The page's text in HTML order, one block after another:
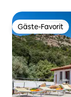
Gäste-Favorit
Gäste-Favorit